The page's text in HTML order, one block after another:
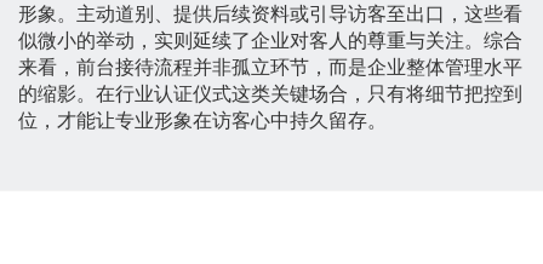
形象。主动道别、提供后续资料或引导访客至出口，这些看
似微小的举动，实则延续了企业对客人的尊重与关注。综合
来看，前台接待流程并非孤立环节，而是企业整体管理水平
的缩影。在行业认证仪式这类关键场合，只有将细节把控到
位，才能让专业形象在访客心中持久留存。